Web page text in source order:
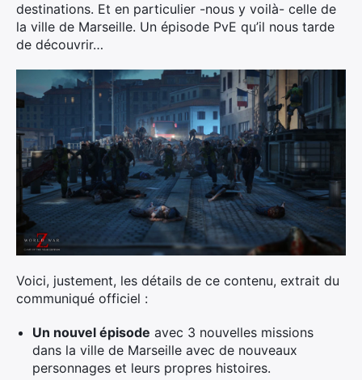
destinations. Et en particulier -nous y voilà- celle de
la ville de Marseille. Un épisode PvE qu’il nous tarde
de découvrir…
Voici, justement, les détails de ce contenu, extrait du
communiqué officiel :
Un nouvel épisode avec 3 nouvelles missions
dans la ville de Marseille avec de nouveaux
personnages et leurs propres histoires.